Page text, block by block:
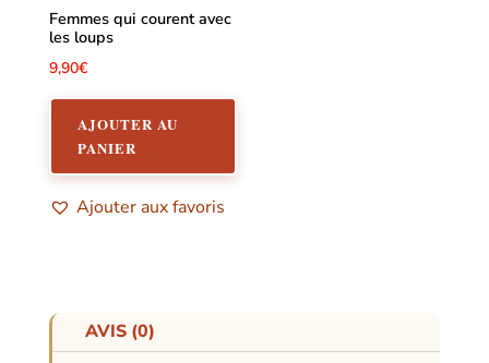
Femmes qui courent avec
les loups
9,90€
AJOUTER AU
PANIER
Ajouter aux favoris
AVIS (0)